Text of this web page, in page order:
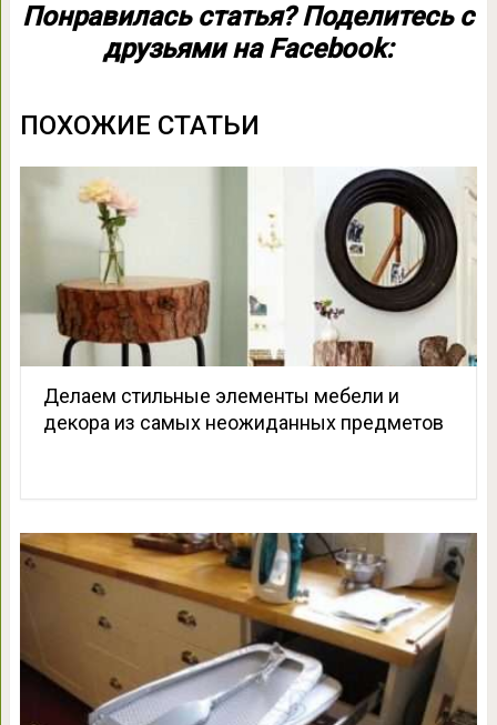
Понравилась статья? Поделитесь с
друзьями на Facebook:
ПОХОЖИЕ СТАТЬИ
Делаем стильные элементы мебели и
декора из самых неожиданных предметов